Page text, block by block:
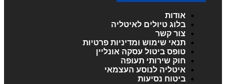
אודות
בלוג טיולים לאיטליה
צור קשר
תנאי שימוש ומדיניות פרטיות
טופס ביטול עסקה אונליין
חוק שירותי תעופה
איטליה לנוסע העצמאי
ביטוח נסיעות